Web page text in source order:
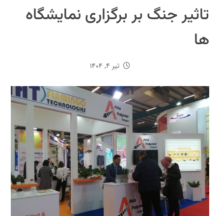
تاثیر جنگ بر برگزاری نمایشگاه
ها
تیر ۴, ۱۴۰۴